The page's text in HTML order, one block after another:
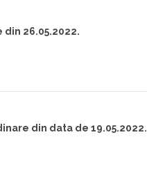
26.05.2022.
din data de 19.05.2022.